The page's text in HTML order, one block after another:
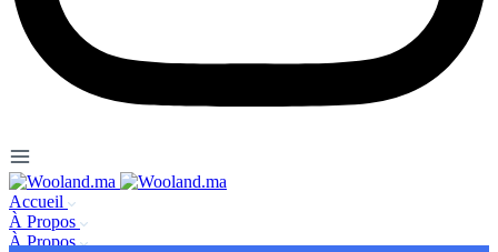
Accueil
À Propos
À Propos